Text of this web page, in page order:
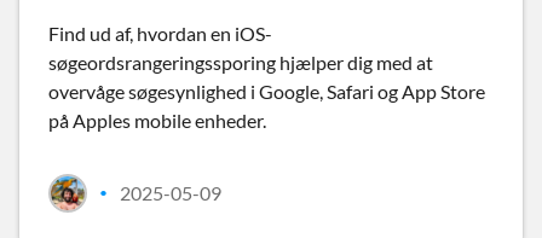
Find ud af, hvordan en iOS-
søgeordsrangeringssporing hjælper dig med at
overvåge søgesynlighed i Google, Safari og App Store
på Apples mobile enheder.
• 2025-05-09